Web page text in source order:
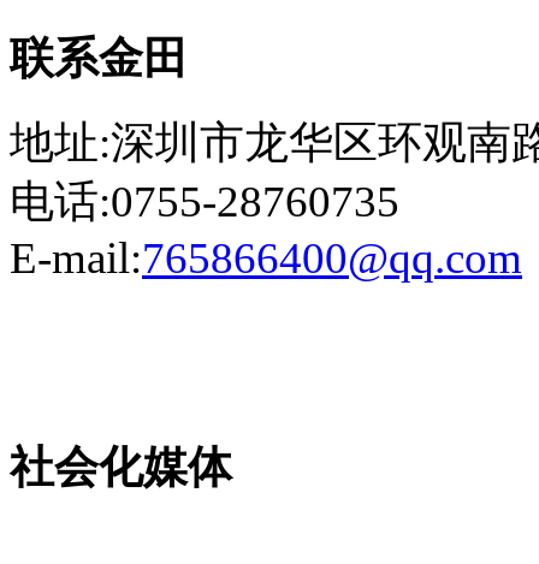
联系金田
地址:深圳市龙华区环观南
电话:0755-28760735
E-mail:765866400@qq.com
社会化媒体